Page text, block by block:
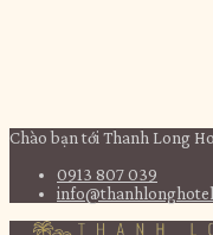
Chào bạn tới Thanh Long
0913 807 039